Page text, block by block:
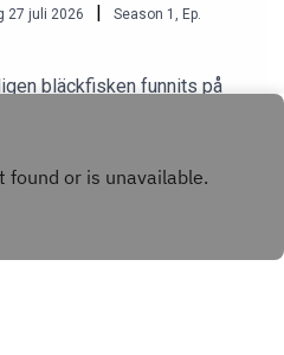
27 juli 2026 | Season 1 , Ep.
bläckfisken funnits på